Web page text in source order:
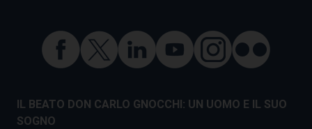
IL BEATO DON CARLO GNOCCHI: UN UOMO E IL SUO
SOGNO